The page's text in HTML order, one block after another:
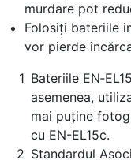
murdare pot
Folosiți bateriile
vor pierde
Bateriile
asemenea,
mai puține
cu EN-EL15c.
Standardul